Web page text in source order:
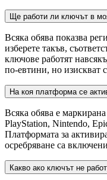
Ще работи ли ключът в
Всяка обява показва
изберете такъв,
ключове работят
по-евтини, но изискват
На коя платформа се
Всяка обява е
PlayStation, Nintendo,
Платформата за
осребряване са
Какво ако ключът не